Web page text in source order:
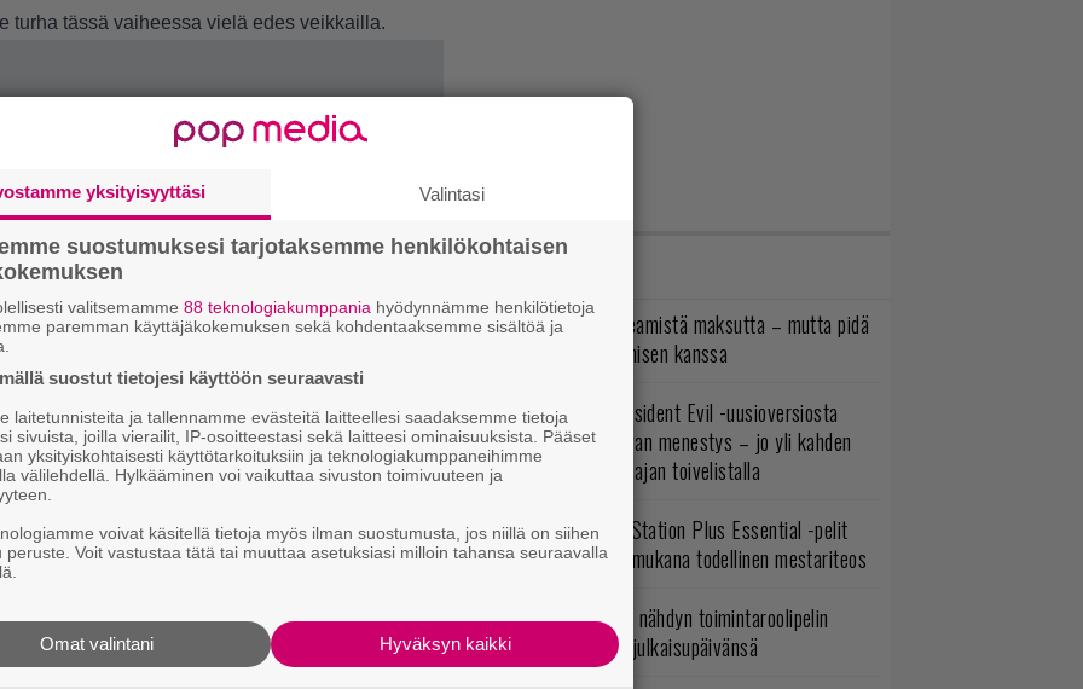
turha tässä vaiheessa vielä edes veikkailla.
sisältä – arvostelussa Stellar Blade
pc:lle – myyntien odotetaan ylittävän konsoliversion
Loistopeli Steamistä maksutta – mutta pidä
kiirettä lataamisen kanssa
Tulevasta Resident Evil -uusioversiosta
näyttäisi tulevan menestys – jo yli kahden
miljoonan pelaajan toivelistalla
Elokuun PlayStation Plus Essential -pelit
ilmestyivät – mukana todellinen mestariteos
Vuonna 2018 nähdyn toimintaroolipelin
jatko-osa sai julkaisupäivänsä
yksityisyyttäsi Valintasi
suostumuksesi tarjotaksemme henkilökohtaisen
valitsemamme 88 teknologiakumppania hyödynnämme henkilötietoja
paremman käyttäjäkokemuksen sekä kohdentaaksemme sisältöä ja
suostut tietojesi käyttöön seuraavasti
laitetunnisteita ja tallennamme evästeitä laitteellesi saadaksemme tietoja
sivuista, joilla vierailit, IP-osoitteestasi sekä laitteesi ominaisuuksista. Pääset
yksityiskohtaisesti käyttötarkoituksiin ja teknologiakumppaneihimme
välilehdellä. Hylkääminen voi vaikuttaa sivuston toimivuuteen ja
voivat käsitellä tietoja myös ilman suostumusta, jos niillä on siihen
peruste. Voit vastustaa tätä tai muuttaa asetuksiasi milloin tahansa seuraavalla
Hyväksyn kaikki
Omat valintani